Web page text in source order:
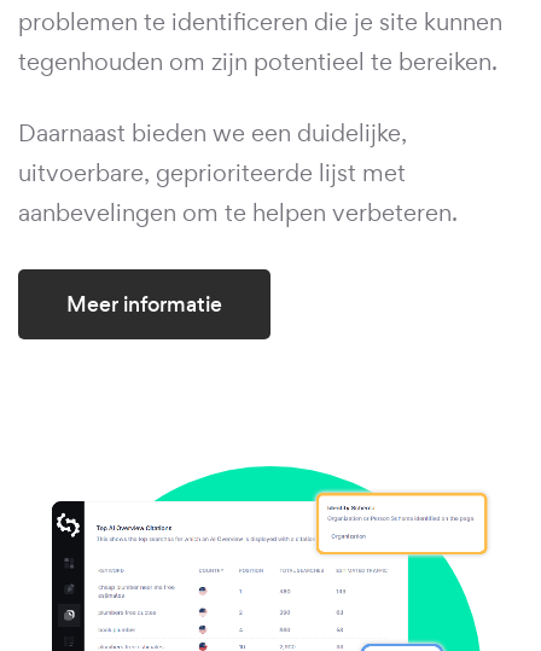
problemen te identificeren die je site kunnen
tegenhouden om zijn potentieel te bereiken.
Daarnaast bieden we een duidelijke,
uitvoerbare, geprioriteerde lijst met
aanbevelingen om te helpen verbeteren.
Meer informatie